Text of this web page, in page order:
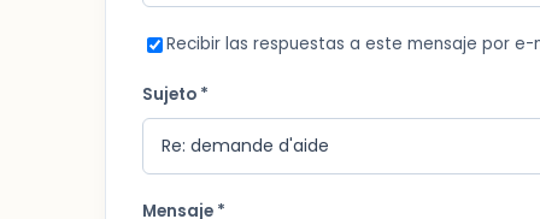
Recibir las respuestas a este mensaje por e-
Sujeto *
Mensaje *